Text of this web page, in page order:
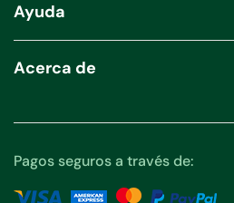
Ayuda
Acerca de
Pagos seguros a través de: